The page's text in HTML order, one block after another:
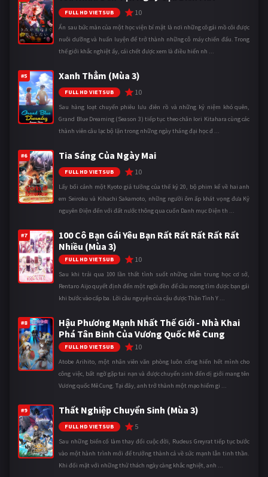
FULL HD VIETSUB 10
Ẩn sau bức màn của một học viện bí mật là nơi những cô gái mồ côi được
nuôi dưỡng và huấn luyện để trở thành những cỗ máy chiến đấu. Trong
thế giới khắc nghiệt ấy, cái chết được xem là điều hiển nh ...
#5 Xanh Thẳm (Mùa 3)
FULL HD VIETSUB 10
Sau hàng loạt chuyến phiêu lưu điên rồ và những kỷ niệm khó quên,
Grand Blue Dreaming (Season 3) tiếp tục theo chân Iori Kitahara cùng các
thành viên câu lạc bộ lặn trong những ngày tháng đại học đ ...
#6 Tia Sáng Của Ngày Mai
FULL HD VIETSUB 10
Lấy bối cảnh một Kyoto giả tưởng của thế kỷ 20, bộ phim kể về hai anh
em Seiroku và Kihachi Sakamoto, những người ôm ấp khát vọng đưa Kỷ
nguyên Điện đến với đất nước thông qua cuốn Danh mục Điện th ...
#7
100 Cô Bạn Gái Yêu Bạn Rất Rất Rất Rất Rất
Nhiều (Mùa 3)
FULL HD VIETSUB 10
Sau khi trải qua 100 lần thất tình suốt những năm trung học cơ sở,
Rentaro Aijo quyết định đến một ngôi đền để cầu mong tìm được bạn gái
khi bước vào cấp ba. Lời cầu nguyện của cậu được Thần Tình Y ...
#8
Hậu Phương Mạnh Nhất Thế Giới - Nhà Khai
Phá Tân Binh Của Vương Quốc Mê Cung
FULL HD VIETSUB 10
Atobe Arihito, một nhân viên văn phòng luôn cống hiến hết mình cho
công việc, bất ngờ gặp tai nạn và được chuyển sinh đến dị giới mang tên
Vương quốc Mê Cung. Tại đây, anh trở thành một mạo hiểm gi ...
#9 Thất Nghiệp Chuyển Sinh (Mùa 3)
FULL HD VIETSUB 5
Sau những biến cố làm thay đổi cuộc đời, Rudeus Greyrat tiếp tục bước
vào một hành trình mới để trưởng thành cả về sức mạnh lẫn tinh thần.
Khi đối mặt với những thử thách ngày càng khắc nghiệt, anh ...